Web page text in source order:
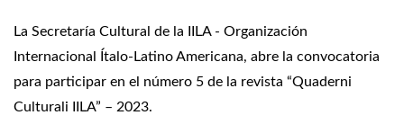
La Secretaría Cultural de la IILA - Organización
Internacional Ítalo-Latino Americana, abre la convocatoria
para participar en el número 5 de la revista “Quaderni
Culturali IILA” – 2023.